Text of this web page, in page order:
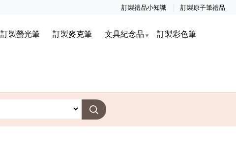
訂製禮品小知識 訂製原子筆禮品
訂製螢光筆 訂製麥克筆 文具紀念品 訂製彩色筆